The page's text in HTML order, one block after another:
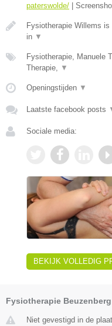
paterswolde/
Fysiotherapie Willems
in ▼
Fysiotherapie, Manuele
Therapie, ▼
Openingstijden ▼
Laatste facebook posts
Sociale media:
BEKIJK VOLLEDIG
Fysiotherapie
Niet gevestigd in de